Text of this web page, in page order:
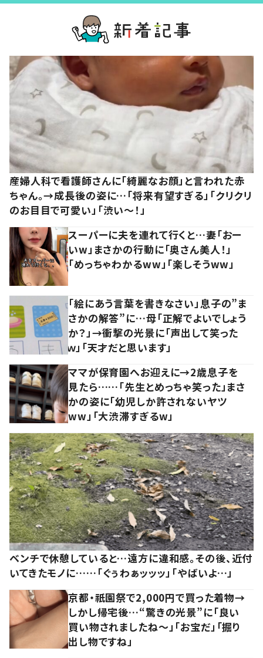
産婦人科で看護師さんに「綺麗なお顔」と言われた赤
ちゃん。→成長後の姿に…「将来有望すぎる」「クリクリ
のお目目で可愛い」「渋い～！」
スーパーに夫を連れて行くと…妻「おー
いw」まさかの行動に「奥さん美人！」
「めっちゃわかるww」「楽しそうww」
「絵にあう言葉を書きなさい」息子の”ま
さかの解答”に…母「正解でよいでしょう
か？」→衝撃の光景に「声出して笑った
ｗ」「天才だと思います」
ママが保育園へお迎えに→2歳息子を
見たら……「先生とめっちゃ笑った」まさ
かの姿に「幼児しか許されないヤツ
ww」「大渋滞すぎるw」
ベンチで休憩していると…遠方に違和感。その後、近付
いてきたモノに……「ぐぅわぁッッッ」「やばいよ…」
京都・祇園祭で2,000円で買った着物→
しかし帰宅後…“驚きの光景”に「良い
買い物されましたね～」「お宝だ」「掘り
出し物ですね」